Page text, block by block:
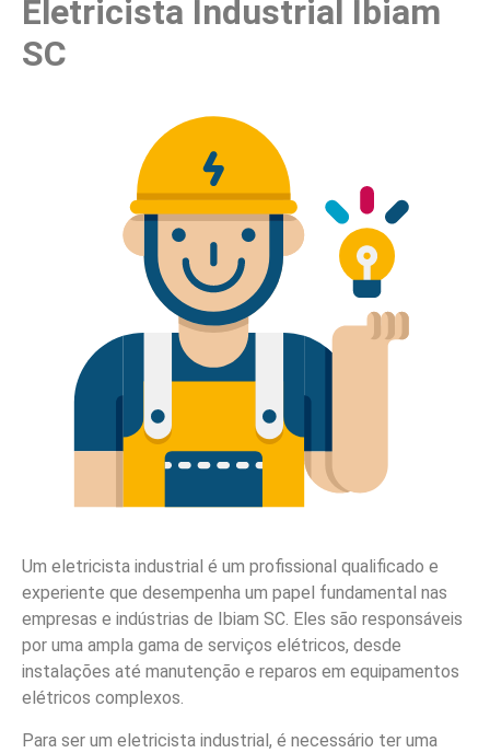
Eletricista Industrial Ibiam
SC
Um eletricista industrial é um profissional qualificado e
experiente que desempenha um papel fundamental nas
empresas e indústrias de Ibiam SC. Eles são responsáveis
por uma ampla gama de serviços elétricos, desde
instalações até manutenção e reparos em equipamentos
elétricos complexos.
Para ser um eletricista industrial, é necessário ter uma